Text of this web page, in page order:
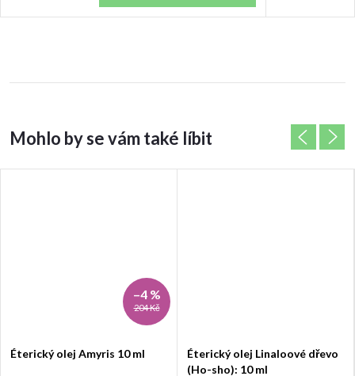
204 Kč
–4 %
Éterický olej Amyris 10 ml
Éterický olej Linaloové dřevo
(Ho-sho): 10 ml